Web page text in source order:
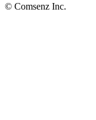
© Comsenz Inc.